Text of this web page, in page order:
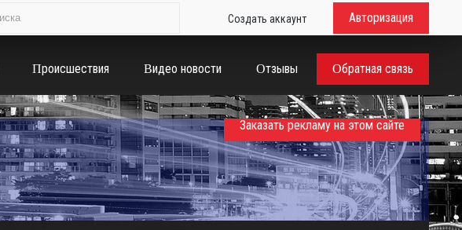
Создать аккаунт Авторизация
Происшествия Видео новости Отзывы Обратная связь
Заказать рекламу на этом сайте